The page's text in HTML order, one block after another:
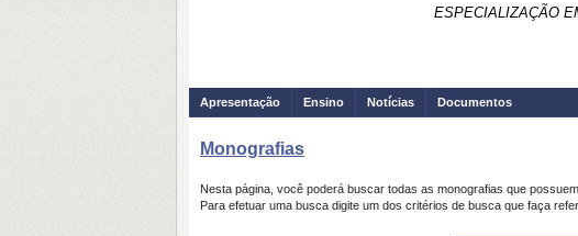
ESPECIALIZAÇÃO
Apresentação Ensino Notícias Documentos
Monografias
Nesta página, você poderá buscar todas as monografias que
Para efetuar uma busca digite um dos critérios de busca que faça